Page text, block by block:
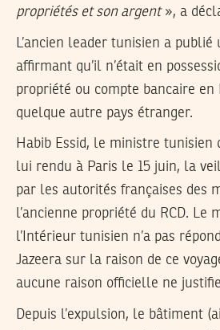
propriétés et son argent», a
L’ancien leader tunisien a
affirmant qu’il n’était en
propriété ou compte bancaire en
quelque autre pays étranger.
Habib Essid, le ministre tunisien
lui rendu à Paris le 15 juin, la
par les autorités françaises des
l’ancienne propriété du RCD. Le
l’Intérieur tunisien n’a pas
Jazeera sur la raison de ce
aucune raison officielle ne
Depuis l’expulsion, le bâtiment